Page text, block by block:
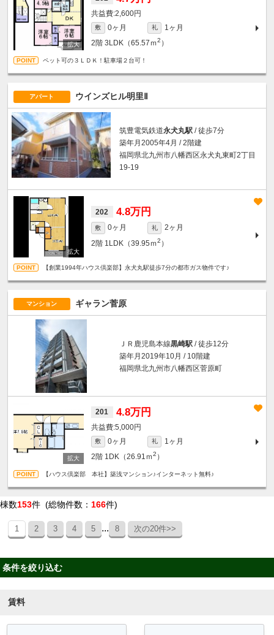
2,600円
敷 0ヶ月 礼
1ヶ月
2階 3LDK（65.57ｍ2 ）
ペット可の３ＬＤＫ！駐車場２台可！
アパート ウインズヒル明里Ⅱ
筑豊電気鉄道永犬丸駅 / 徒歩7分
築年月2005年4月 / 2階建
福岡県北九州市八幡西区永犬丸東町2丁目
19-19
202 4.8万円
敷 0ヶ月 礼
2ヶ月
2階 1LDK（39.95ｍ2 ）
【創業1994年ハウス倶楽部】永犬丸駅徒歩7分の都市ガス物件です♪
マンション ギャラン菅原
ＪＲ鹿児島本線黒崎駅 / 徒歩12分
築年月2019年10月 / 10階建
福岡県北九州市八幡西区菅原町
201 4.8万円
5,000円
敷 0ヶ月 礼
1ヶ月
2階 1DK（26.91ｍ2 ）
【ハウス倶楽部 本社】築浅マンション♪インターネット無料♪
棟数153件 (総物件数： 166件)
1 2 3 4 5 ... 8 次の20件>>
条件を絞り込む
賃料